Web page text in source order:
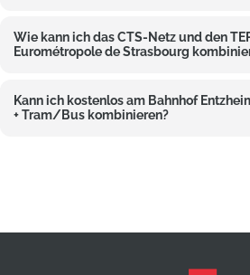
Wie kann ich das CTS-Netz und den
Eurométropole de Strasbourg
Kann ich kostenlos am Bahnhof
+ Tram/Bus kombinieren?